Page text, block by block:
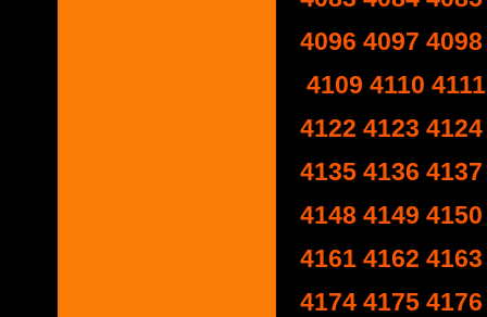
4096 4097 4098
4109 4110 4111
4122 4123 4124
4135 4136 4137
4148 4149 4150
4161 4162 4163
4174 4175 4176